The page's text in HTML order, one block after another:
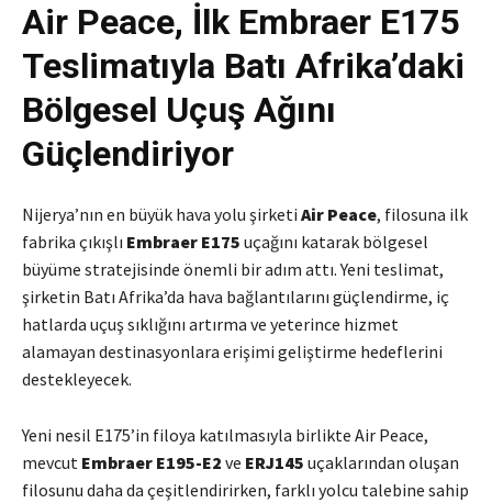
Air Peace, İlk Embraer E175
Teslimatıyla Batı Afrika’daki
Bölgesel Uçuş Ağını
Güçlendiriyor
Nijerya’nın en büyük hava yolu şirketi Air Peace, filosuna ilk
fabrika çıkışlı Embraer E175 uçağını katarak bölgesel
büyüme stratejisinde önemli bir adım attı. Yeni teslimat,
şirketin Batı Afrika’da hava bağlantılarını güçlendirme, iç
hatlarda uçuş sıklığını artırma ve yeterince hizmet
alamayan destinasyonlara erişimi geliştirme hedeflerini
destekleyecek.
Yeni nesil E175’in filoya katılmasıyla birlikte Air Peace,
mevcut Embraer E195-E2 ve ERJ145 uçaklarından oluşan
filosunu daha da çeşitlendirirken, farklı yolcu talebine sahip